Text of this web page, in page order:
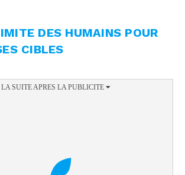
DES HUMAINS POUR
CIBLES